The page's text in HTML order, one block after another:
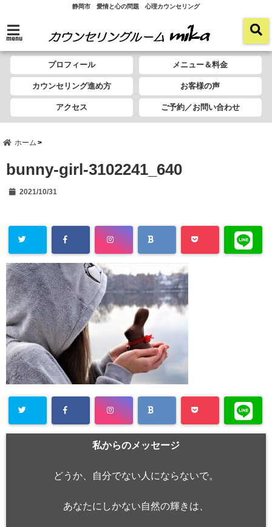
静岡市 愛情と心の問題 心理カウンセリング
menu
プロフィール メニュー＆料金
カウンセリング進め方 お客様の声
アクセス ご予約／お問い合わせ
ホーム
bunny-girl-3102241_640
2021/10/31
私からのメッセージ
どうか、自分でない人にならないで。
あなたにしかない自然の輝きは、